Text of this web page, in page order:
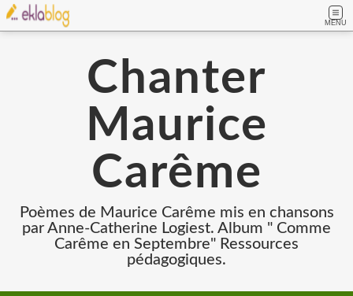
MENU
Chanter
Maurice
Carême
Poèmes de Maurice Carême mis en chansons
par Anne-Catherine Logiest. Album " Comme
Carême en Septembre" Ressources
pédagogiques.